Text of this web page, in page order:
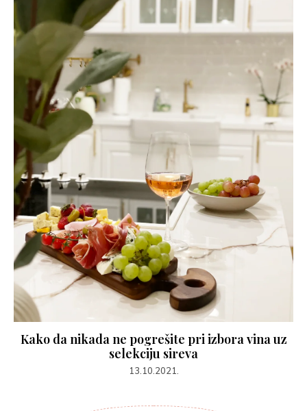
Kako da nikada ne pogrešite pri izbora vina uz
selekciju sireva
13.10.2021.